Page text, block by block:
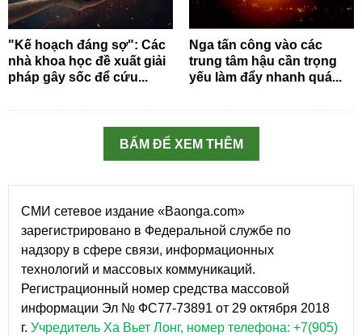
"Kế hoạch đáng sợ": Các
nhà khoa học đề xuất giải
pháp gây sốc để cứu...
Nga tấn công vào các
trung tâm hậu cần trọng
yếu làm đẩy nhanh quá...
BẤM ĐỂ XEM THÊM
СМИ сетевое издание «Baonga.com»
зарегистрировано в Федеральной службе по
надзору в сфере связи, информационных
технологий и массовых коммуникаций.
Регистрационный номер средства массовой
информации Эл № ФС77-73891 от 29 октября 2018
г. Учредитель Ха Вьет Лонг, номер телефона: +7(905)